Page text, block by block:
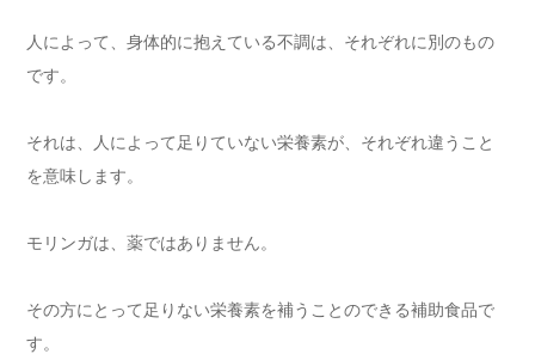
人によって、身体的に抱えている不調は、それぞれに別のもの
です。
それは、人によって足りていない栄養素が、それぞれ違うこと
を意味します。
モリンガは、薬ではありません。
その方にとって足りない栄養素を補うことのできる補助食品で
す。